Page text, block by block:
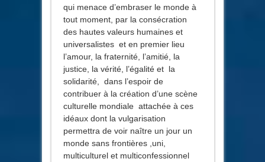
qui menace d’embraser le monde à
tout moment, par la consécration
des hautes valeurs humaines et
universalistes et en premier lieu
l’amour, la fraternité, l’amitié, la
justice, la vérité, l’égalité et la
solidarité, dans l’espoir de
contribuer à la création d’une scène
culturelle mondiale attachée à ces
idéaux dont la vulgarisation
permettra de voir naître un jour un
monde sans frontières ,uni,
multiculturel et multiconfessionnel